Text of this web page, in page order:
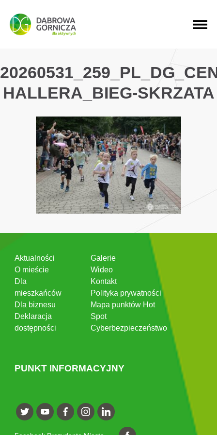
PRZEJDŹ DO MENU GŁÓWNEGO
PRZEJDŹ DO WYSZUKIWARKI
PRZEJDŹ DO TREŚCI
HALLERA_BIEG-SKRZATA
Aktualności
O mieście
Dla
mieszkańców
Dla biznesu
Deklaracja
dostępności
Galerie
Wideo
Kontakt
Polityka prywatności
Mapa punktów Hot
Spot
Cyberbezpieczeństwo
PUNKT INFORMACYJNY